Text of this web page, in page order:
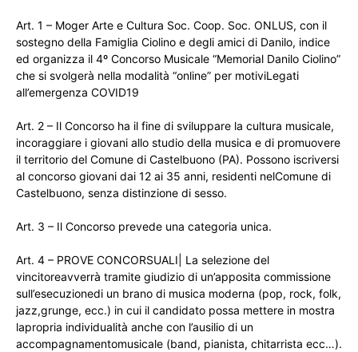
Art. 1 – Moger Arte e Cultura Soc. Coop. Soc. ONLUS, con il
sostegno della Famiglia Ciolino e degli amici di Danilo, indice
ed organizza il 4º Concorso Musicale “Memorial Danilo Ciolino”
che si svolgerà nella modalità “online” per motiviLegati
all’emergenza COVID19
Art. 2 – Il Concorso ha il fine di sviluppare la cultura musicale,
incoraggiare i giovani allo studio della musica e di promuovere
il territorio del Comune di Castelbuono (PA). Possono iscriversi
al concorso giovani dai 12 ai 35 anni, residenti nelComune di
Castelbuono, senza distinzione di sesso.
Art. 3 – Il Concorso prevede una categoria unica.
Art. 4 – PROVE CONCORSUALI| La selezione del
vincitoreavverrà tramite giudizio di un’apposita commissione
sull’esecuzionedi un brano di musica moderna (pop, rock, folk,
jazz,grunge, ecc.) in cui il candidato possa mettere in mostra
lapropria individualità anche con l’ausilio di un
accompagnamentomusicale (band, pianista, chitarrista ecc…).